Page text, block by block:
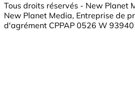
Tous droits réservés - New Planet
New Planet Media, Entreprise de
d'agrément CPPAP 0526 W 93940